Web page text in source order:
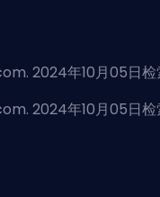
2024年10月05日检
2024年10月05日检